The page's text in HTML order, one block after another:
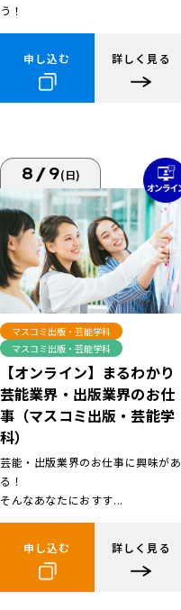
う！
申し込む 詳しく見る
8/9(日)
マスコミ出版・芸能学科
マスコミ出版・芸能学科
【オンライン】まるわかり
芸能業界・出版業界のお仕
事（マスコミ出版・芸能学
科）
芸能・出版業界のお仕事に興味があ
る！
そんなあなたにおすす...
申し込む 詳しく見る